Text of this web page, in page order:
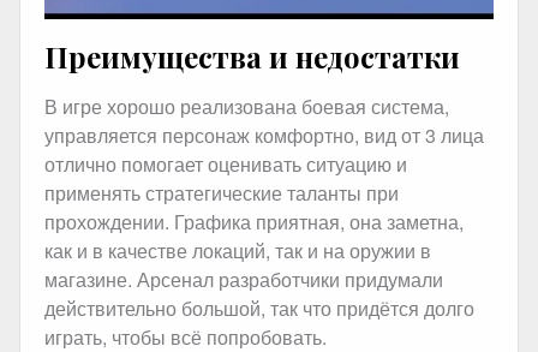
Преимущества и недостатки
В игре хорошо реализована боевая система,
управляется персонаж комфортно, вид от 3 лица
отлично помогает оценивать ситуацию и
применять стратегические таланты при
прохождении. Графика приятная, она заметна,
как и в качестве локаций, так и на оружии в
магазине. Арсенал разработчики придумали
действительно большой, так что придётся долго
играть, чтобы всё попробовать.